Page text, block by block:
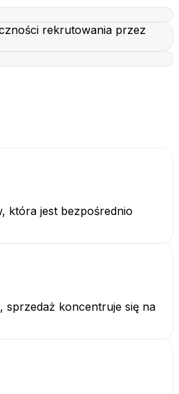
rekrutowania przez
która jest bezpośrednio
sprzedaż koncentruje się na